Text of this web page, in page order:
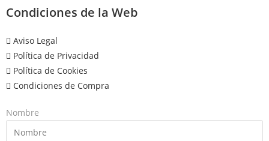
Condiciones de la Web
Aviso Legal
Política de Privacidad
Política de Cookies
Condiciones de Compra
Nombre